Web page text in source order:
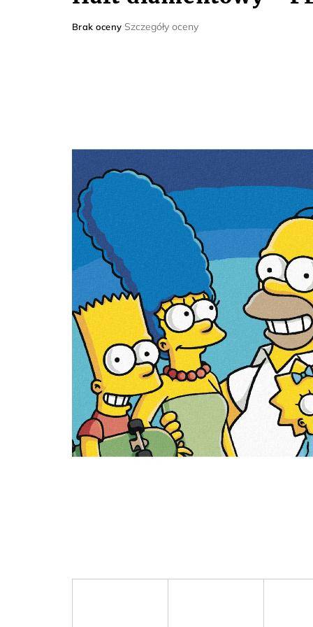
Średnia
Brak oceny Szczegóły oceny